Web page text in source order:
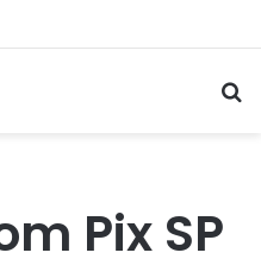
Pix SP